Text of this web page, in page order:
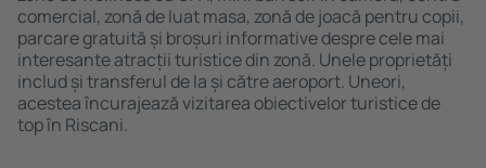
comercial, zonă de luat masa, zonă de joacă pentru copii,
parcare gratuită și broșuri informative despre cele mai
interesante atracții turistice din zonă. Unele proprietăți
includ și transferul de la și către aeroport. Uneori,
acestea încurajează vizitarea obiectivelor turistice de
top în Riscani.